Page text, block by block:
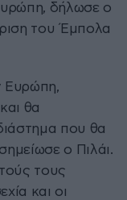
δήλωσε ο
του Έμπολα
Ευρώπη,
θα
που θα
ο Πιλάι.
τους
και οι